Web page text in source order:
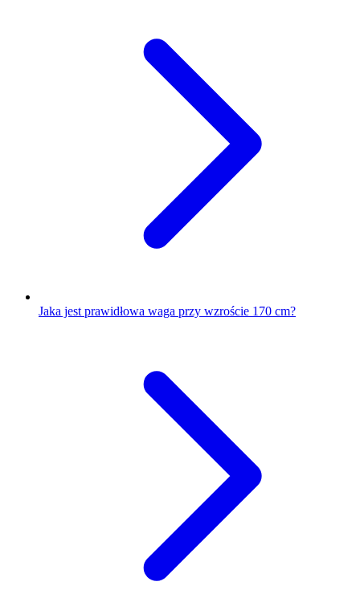
Jaka jest prawidłowa waga przy wzroście 170 cm?